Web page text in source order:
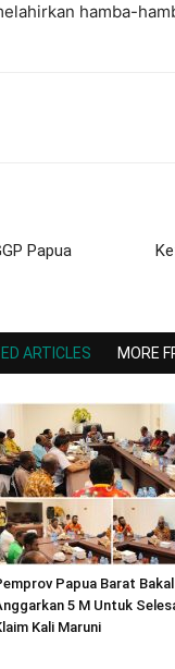
hamba-
Papua
ARTICLES MORE
Papua Barat Bakal
5 M Untuk
Kali Maruni